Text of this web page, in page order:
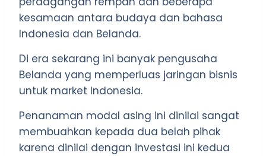
kesamaan antara budaya dan bahasa
Indonesia dan Belanda.
Di era sekarang ini banyak pengusaha
Belanda yang memperluas jaringan bisnis
untuk market Indonesia.
Penanaman modal asing ini dinilai sangat
membuahkan kepada dua belah pihak
karena dinilai dengan investasi ini kedua